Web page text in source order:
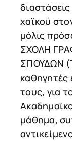
χαϊκού
μόλις
ΣΧΟΛΗ
ΣΠΟΥΔΩΝ
τους, για
μάθημα,